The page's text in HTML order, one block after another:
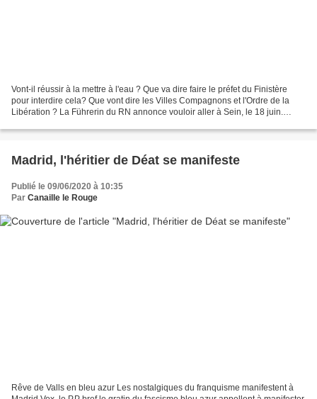
Vont-il réussir à la mettre à l'eau ? Que va dire faire le préfet du Finistère
pour interdire cela? Que vont dire les Villes Compagnons et l'Ordre de la
Libération ? La Führerin du RN annonce vouloir aller à Sein, le 18 juin.
Madrid, l'héritier de Déat se manifeste
Publié le 09/06/2020 à 10:35
Par Canaille le Rouge
Rêve de Valls en bleu azur Les nostalgiques du franquisme manifestent à